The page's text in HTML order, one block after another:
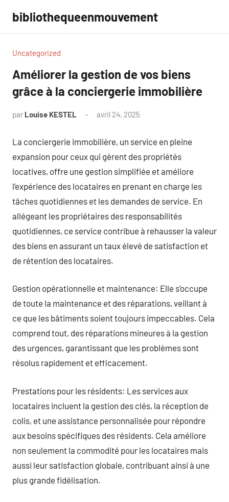
contenu
bibliothequeenmouvement
Uncategorized
Améliorer la gestion de vos biens
grâce à la conciergerie immobilière
par Louise KESTEL avril 24, 2025
La conciergerie immobilière, un service en pleine
expansion pour ceux qui gèrent des propriétés
locatives, offre une gestion simplifiée et améliore
l’expérience des locataires en prenant en charge les
tâches quotidiennes et les demandes de service. En
allégeant les propriétaires des responsabilités
quotidiennes, ce service contribue à rehausser la valeur
des biens en assurant un taux élevé de satisfaction et
de rétention des locataires.
Gestion opérationnelle et maintenance: Elle s’occupe
de toute la maintenance et des réparations, veillant à
ce que les bâtiments soient toujours impeccables. Cela
comprend tout, des réparations mineures à la gestion
des urgences, garantissant que les problèmes sont
résolus rapidement et efficacement.
Prestations pour les résidents: Les services aux
locataires incluent la gestion des clés, la réception de
colis, et une assistance personnalisée pour répondre
aux besoins spécifiques des résidents. Cela améliore
non seulement la commodité pour les locataires mais
aussi leur satisfaction globale, contribuant ainsi à une
plus grande fidélisation.